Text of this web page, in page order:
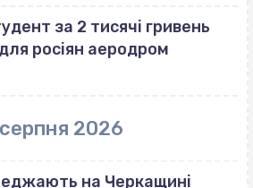
за 2 тисячі гривень
росіян аеродром
2026
на Черкащині